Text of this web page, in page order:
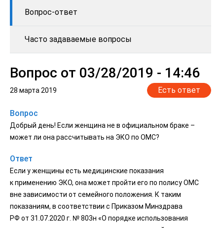
Вопрос-ответ
Часто задаваемые вопросы
Вопрос от 03/28/2019 - 14:46
28 марта 2019 Есть ответ
Вопрос
Добрый день! Если женщина не в официальном браке –
может ли она рассчитывать на ЭКО по ОМС?
Ответ
Если у женщины есть медицинские показания
к применению ЭКО, она может пройти его по полису ОМС
вне зависимости от семейного положения. К таким
показаниям, в соответствии с Приказом Минздрава
РФ от 31.07.2020 г. № 803н «О порядке использования